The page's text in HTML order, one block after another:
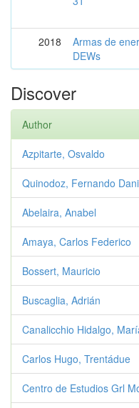
2018
Armas de
DEWs
Discover
Author
Azpitarte, Osvaldo
Quinodoz, Fernando
Abelaira, Anabel
Amaya, Carlos Federico
Bossert, Mauricio
Buscaglia, Adrián
Canalicchio Hidalgo,
Carlos Hugo, Trentádue
Centro de Estudios Grl